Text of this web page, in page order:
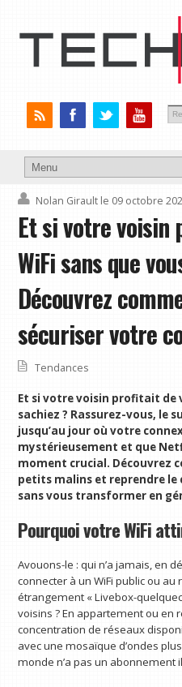
Nolan Girault le 09 octobre
Et si votre
WiFi sans que
Découvrez
sécuriser votre
Tendances
Et si votre voisin profitait de
sachiez ? Rassurez-vous, le
jusqu’au jour où votre
mystérieusement et que
moment crucial. Découvrez
petits malins et reprendre le
sans vous transformer en
Pourquoi votre WiFi
Avouons-le : qui n’a jamais, en
connecter à un WiFi public ou au
étrangement « Livebox-
voisins ? En appartement ou en
concentration de réseaux
avec une mosaïque d’ondes
monde n’a pas un abonnement